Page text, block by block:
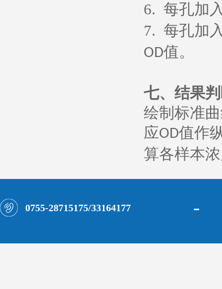
6. 每孔加
7. 每孔加
OD值。
七、 结果
绘制标准
应OD值作
算各样本
0755-28715175/33164177 -